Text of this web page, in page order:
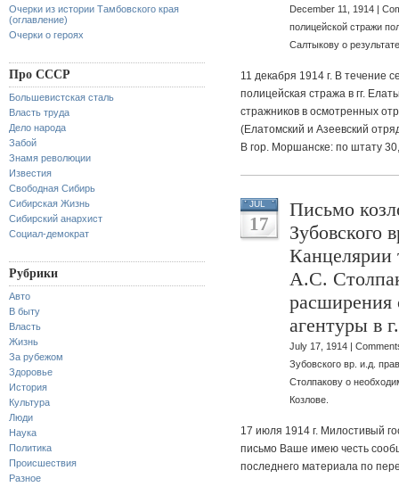
Очерки из истории Тамбовского края
(оглавление)
Очерки о героях
Про СССР
Большевистская сталь
Власть труда
Дело народа
Забой
Знамя революции
Известия
Свободная Сибирь
Сибирская Жизнь
Сибирский анархист
Социал-демократ
Рубрики
Авто
В быту
Власть
Жизнь
За рубежом
Здоровье
История
Культура
Люди
Наука
Политика
Происшествия
Разное
December 11, 1914 |
полицейской стражи
Салтыкову о
11 декабря 1914 г. В течение
полицейская стража в гг.
стражников в осмотренных
(Елатомский и Азеевский
В гор. Моршанске: по штату
JUL
17
Письмо
Зубовского
Канцелярии
А.С.
расширения
агентуры в
July 17, 1914 |
Зубовского вр. и.д.
Столпакову о
Козлове.
17 июля 1914 г. Милостивый
письмо Ваше имею честь
последнего материала по